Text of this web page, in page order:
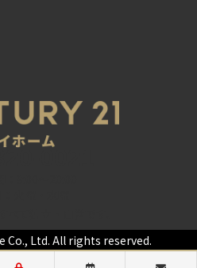
Ltd. All rights reserved.